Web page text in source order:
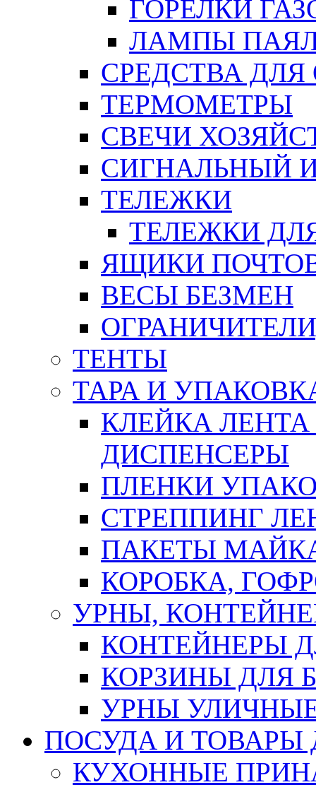
ГОРЕЛКИ
ЛАМПЫ
СРЕДСТВА
ТЕРМОМЕТРЫ
СВЕЧИ
СИГНАЛЬНЫЙ
ТЕЛЕЖКИ
ТЕЛЕЖКИ
ЯЩИКИ
ВЕСЫ БЕЗМЕН
ТЕНТЫ
ТАРА И
КЛЕЙКА
ДИСПЕНСЕРЫ
ПЛЕНКИ
СТРЕППИНГ
ПАКЕТЫ
КОРОБКА,
УРНЫ,
КОНТЕЙНЕРЫ
КОРЗИНЫ ДЛЯ
УРНЫ
ПОСУДА И ТОВАРЫ
КУХОННЫЕ